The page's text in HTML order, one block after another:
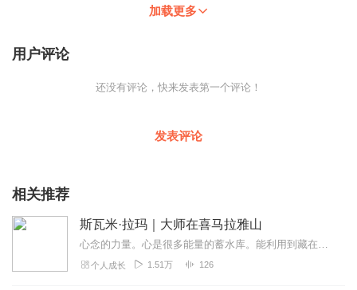
加载更多
用户评论
还没有评论，快来发表第一个评论！
发表评论
相关推荐
斯瓦米·拉玛｜大师在喜马拉雅山
心念的力量。心是很多能量的蓄水库。能利用到藏在这里的能量，就能在世间获致至高成就。如果心被训练好了，能集中于一点并向内观，它也会有力量穿透进入我们较深层面的本来...
个人成长 1.51万 126